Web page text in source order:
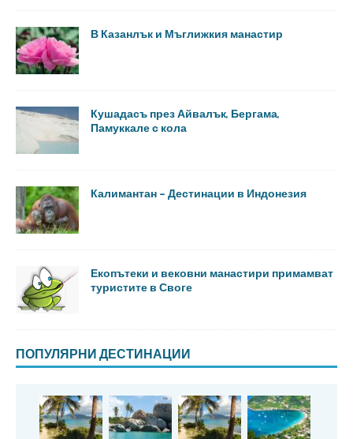
В Казанлък и Мъглижкия манастир
Кушадасъ през Айвалък, Бергама,
Памуккале с кола
Калимантан – Дестинации в Индонезия
Екопътеки и вековни манастири примамват
туристите в Своге
ПОПУЛЯРНИ ДЕСТИНАЦИИ